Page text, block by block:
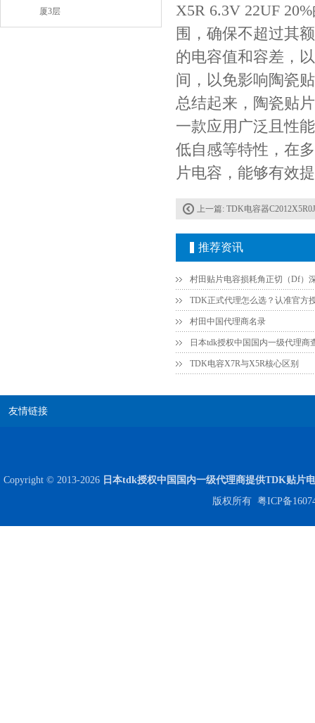
厦3层
X5R 6.3V 22UF
围，确保不超过其
的电容值和容差，
间，以免影响陶瓷
总结起来，陶瓷贴
一款应用广泛且性
低自感等特性，在
片电容，能够有效
上一篇: TDK电容器C2012X5R0J226MT0J0N
推荐资讯
村田中国代理商名录
日本tdk授权中国国内一级代理商
TDK电容X7R与X5R核心区别
友情链接
Copyright © 2013-2026 日本tdk授权中国国内一级代理商提供TDK贴片
版权所有 粤ICP备